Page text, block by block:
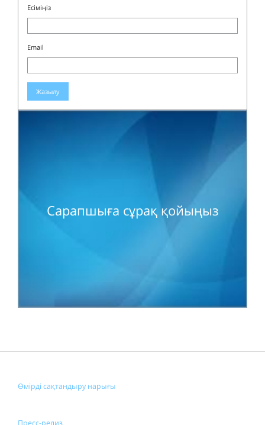
Есіміңіз
Email
Жазылу
Сарапшыға сұрақ қойыңыз
Өмірді сақтандыру нарығы
Пресс-релиз